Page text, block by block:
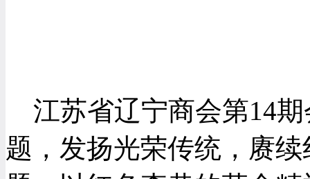
江苏省辽宁商会第14期
题，发扬光荣传统，赓